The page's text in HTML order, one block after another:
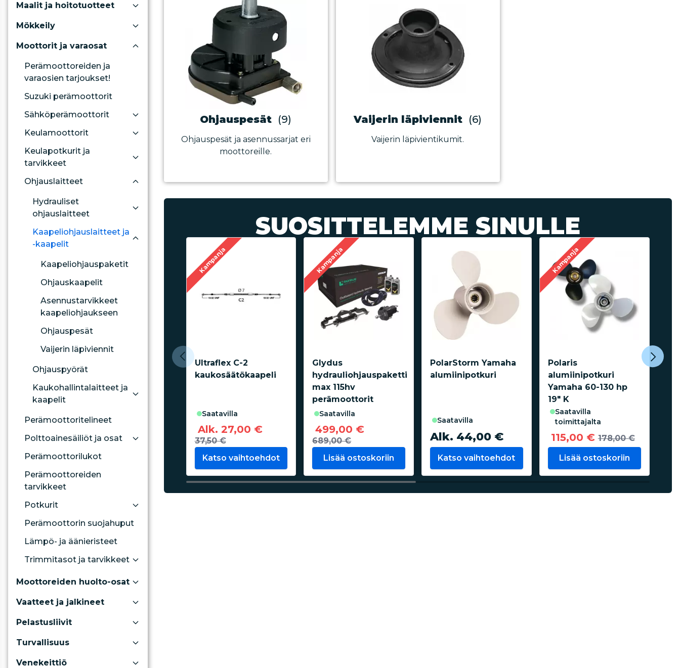
Maalit ja hoitotuotteet
Mökkeily
Moottorit ja varaosat
Perämoottoreiden ja
varaosien tarjoukset!
Suzuki perämoottorit
Sähköperämoottorit
Keulamoottorit
Keulapotkurit ja
tarvikkeet
Ohjauslaitteet
Hydrauliset
ohjauslaitteet
Kaapeliohjauslaitteet ja
-kaapelit
Kaapeliohjauspaketit
Ohjauskaapelit
Asennustarvikkeet
kaapeliohjaukseen
Ohjauspesät
Vaijerin läpiviennit
Ohjauspyörät
Kaukohallintalaitteet ja
kaapelit
Perämoottoritelineet
Polttoainesäiliöt ja osat
Perämoottorilukot
Perämoottoreiden
tarvikkeet
Potkurit
Perämoottorin suojahuput
Lämpö- ja äänieristeet
Trimmitasot ja tarvikkeet
Moottoreiden huolto-osat
Vaatteet ja jalkineet
Pelastusliivit
Turvallisuus
Venekeittiö
Ohjauspesät (9)
Ohjauspesät ja asennussarjat eri
moottoreille.
Vaijerin läpiviennit (6)
Vaijerin läpivientikumit.
SUOSITTELEMME SINULLE
Kampanja
Ultraflex C-2
kaukosäätökaapeli
saatavilla
Alk. 27,00 €
37,50 €
Katso vaihtoehdot
Kampanja
Glydus
hydrauliohjauspaketti
max 115hv
perämoottorit
saatavilla
499,00 €
689,00 €
Lisää ostoskoriin
PolarStorm Yamaha
alumiinipotkuri
saatavilla
Alk. 44,00 €
Katso vaihtoehdot
Kampanja
Polaris
alumiinipotkuri
Yamaha 60-130 hp
19" K
saatavilla
toimittajalta
115,00 € 178,00 €
Lisää ostoskoriin